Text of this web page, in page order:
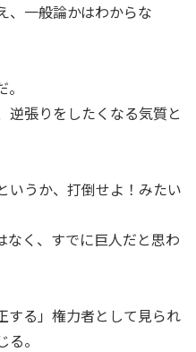
、一般論かはわからな
逆張りをしたくなる気質と
いうか、打倒せよ！みたい
なく、すでに巨人だと思わ
する」権力者として見られ
。